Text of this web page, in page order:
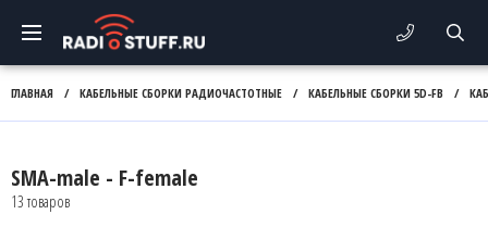
ГЛАВНАЯ / КАБЕЛЬНЫЕ СБОРКИ РАДИОЧАСТОТНЫЕ / КАБЕЛЬНЫЕ СБОРКИ 5D-FB /
SMA-male - F-female
13 товаров